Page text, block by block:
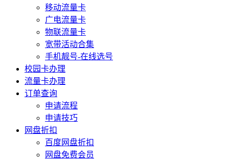
移动流量卡
广电流量卡
物联流量卡
宽带活动合集
手机靓号-在线选号
校园卡办理
流量卡办理
订单查询
申请流程
申请技巧
网盘折扣
百度网盘折扣
网盘免费会员